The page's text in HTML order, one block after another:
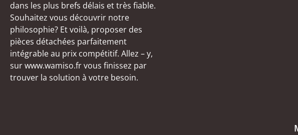
dans les plus brefs délais et très fiable.
Souhaitez vous découvrir notre
philosophie? Et voilà, proposer des
pièces détachées parfaitement
intégrable au prix compétitif. Allez – y,
sur www.wamiso.fr vous finissez par
trouver la solution à votre besoin.